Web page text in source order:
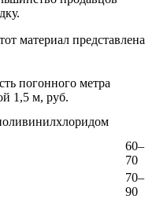
материал представлена
погонного метра
1,5 м, руб.
60–
70
70–
90